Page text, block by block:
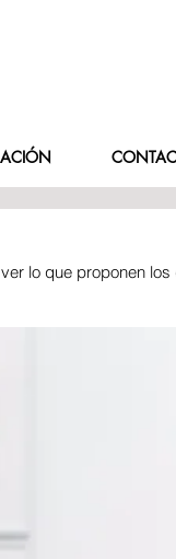
lo que proponen los